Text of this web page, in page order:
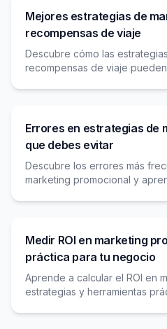
Mejores estrategias de
recompensas de viaje
Descubre cómo las
recompensas de viaje
Errores en estrategias de
que debes evitar
Descubre los errores más
marketing promocional y
Medir ROI en marketing
práctica para tu negocio
Aprende a calcular el ROI en
estrategias y herramientas